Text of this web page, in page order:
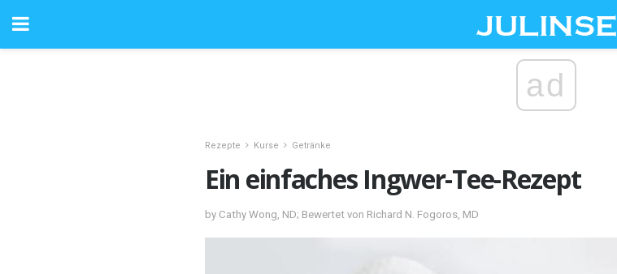
ad
Rezepte Kurse Getränke
Ein einfaches Ingwer-Tee-Rezept
by Cathy Wong, ND; Bewertet von Richard N. Fogoros, MD